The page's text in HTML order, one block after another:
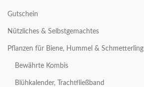
Gutschein
Nützliches & Selbstgemachtes
Pflanzen für Biene, Hummel & Schmetterling
Bewährte Kombis
Blühkalender, Trachtfließband